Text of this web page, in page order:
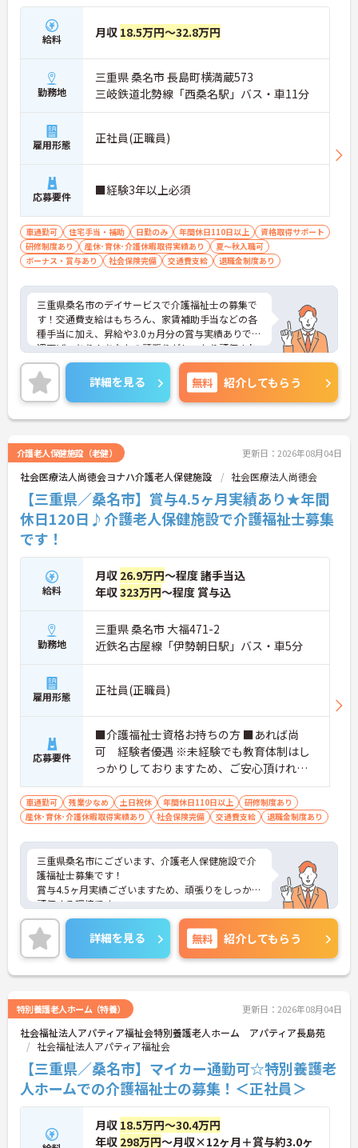
給料 月収 18.5万円～32.8万円
勤務地
三重県 桑名市 長島町横満蔵573
三岐鉄道北勢線「西桑名駅」バス・車11分
雇用形態 正社員(正職員)
応募要件 ■経験3年以上必須
車通勤可 住宅手当・補助 日勤のみ 年間休日110日以上
資格取得サポート
研修制度あり
産休･育休･介護休暇取得実績あり
夏～秋入職可
ボーナス・賞与あり
社会保険完備 交通費支給 退職金制度あり
三重県桑名市のデイサービスで介護福祉士の募集で
す！交通費支給はもちろん、家賃補助手当などの各
種手当に加え、昇給や3.0ヵ月分の賞与実績ありで待
遇面ばっちり！あなたの頑張りがしっかり評価され
ます◎また、退職金制度ありで安心して長く働きや
すい環境が整っています♪ご興味のある方は面接ポ
イントをお伝えしますので、お気軽にご相談くださ
い！
詳細を見る 無料 紹介してもらう
介護老人保健施設（老健） 更新日：2026年08月04日
社会医療法人尚徳会ヨナハ介護老人保健施設 社会医療法人尚徳会
【三重県／桑名市】賞与4.5ヶ月実績あり★年間
休日120日♪介護老人保健施設で介護福祉士募集
です！
給料
月収 26.9万円～程度 諸手当込
年収323万円～程度 賞与込
勤務地
三重県 桑名市 大福471-2
近鉄名古屋線「伊勢朝日駅」バス・車5分
雇用形態 正社員(正職員)
応募要件
■介護福祉士資格お持ちの方 ■あれば尚
可 経験者優遇 ※未経験でも教育体制はし
っかりしておりますため、ご安心頂ければ
と思います。
車通勤可 残業少なめ 土日祝休 年間休日110日以上
研修制度あり
産休･育休･介護休暇取得実績あり
社会保険完備 交通費支給 退職金制度あり
三重県桑名市にございます、介護老人保健施設で介
護福祉士募集です！
賞与4.5ヶ月実績ございますため、頑張りをしっかり
評価する環境です。
年間休日120日なので、お休みも沢山取得できま
す。
ご興味のある方は、マイナビ介護職までお問い合わ
せください。
詳細を見る 無料 紹介してもらう
特別養護老人ホーム（特養） 更新日：2026年08月04日
社会福祉法人アパティア福祉会特別養護老人ホーム アパティア長島苑
社会福祉法人アパティア福祉会
【三重県／桑名市】マイカー通勤可☆特別養護老
人ホームでの介護福祉士の募集！＜正社員＞
月収 18.5万円～30.4万円
年収 298万円～月収×12ヶ月＋賞与約3.0ヶ